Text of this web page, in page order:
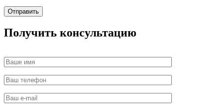
Получить консультацию